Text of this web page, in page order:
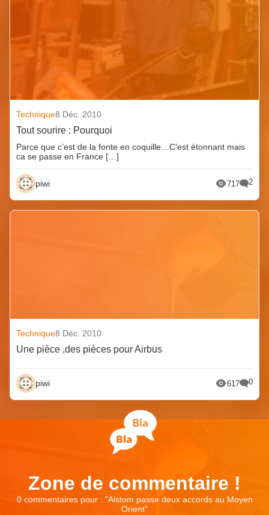
Technique8 Déc. 2010
Tout sourire : Pourquoi
Parce que c’est de la fonte en coquille…C’est étonnant mais
ca se passe en France […]
piwi 717 2
Technique8 Déc. 2010
Une pièce ,des pièces pour Airbus
piwi 617 0
Zone de commentaire !
0 commentaires pour : "Alstom passe deux accords au Moyen
Orient"